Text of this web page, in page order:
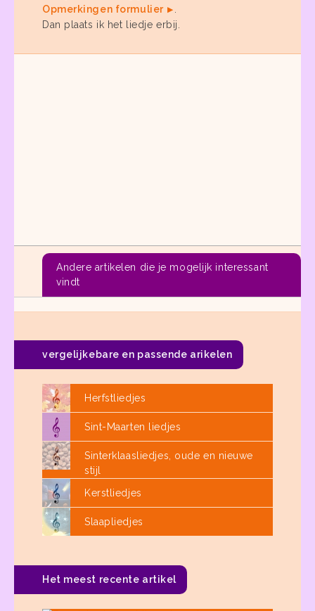
Opmerkingen formulier
Dan plaats ik het liedje erbij.
Andere artikelen die je mogelijk interessant
vindt
vergelijkebare en passende arikelen
Herfstliedjes
Sint-Maarten liedjes
Sinterklaasliedjes, oude en nieuwe
stijl
Kerstliedjes
Slaapliedjes
Het meest recente artikel